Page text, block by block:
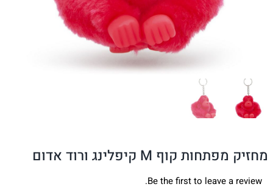
מחזיק מפתחות קוף M קיפלינג ורוד אדום
Be the first to leave a review.